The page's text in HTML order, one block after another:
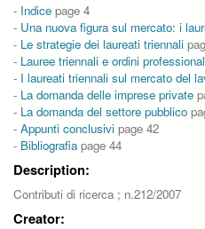
- Indice page 4
- Una nuova figura sul mercato: i
- Le strategie dei laureati triennali
- Lauree triennali e ordini
- I laureati triennali sul mercato del
- La domanda delle imprese private
- La domanda del settore pubblico
- Appunti conclusivi page 42
- Bibliografia page 44
Description:
Contributi di ricerca ; n.212/2007
Creator: